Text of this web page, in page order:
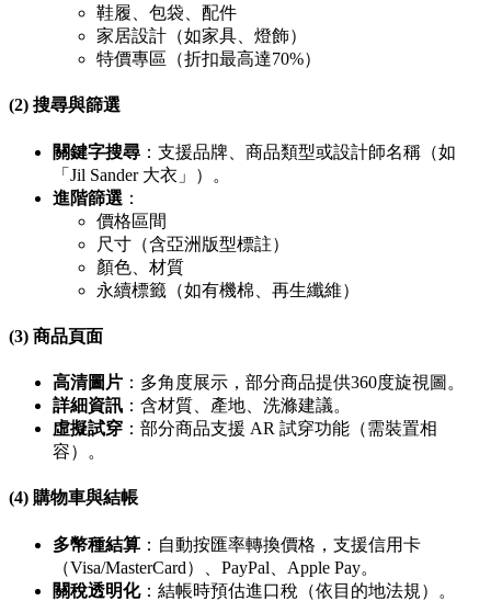
鞋履、包袋、配件
家居設計（如家具、燈飾）
特價專區（折扣最高達70%）
(2) 搜尋與篩選
關鍵字搜尋 ：支援品牌、商品類型或設計師名稱（如
「Jil Sander 大衣」）。
進階篩選 ：
價格區間
尺寸（含亞洲版型標註）
顏色、材質
永續標籤（如有機棉、再生纖維）
(3) 商品頁面
高清圖片 ：多角度展示，部分商品提供360度旋視圖。
詳細資訊 ：含材質、產地、洗滌建議。
虛擬試穿 ：部分商品支援 AR 試穿功能（需裝置相
容）。
(4) 購物車與結帳
多幣種結算 ：自動按匯率轉換價格，支援信用卡
（Visa/MasterCard）、PayPal、Apple Pay。
關稅透明化：結帳時預估進口稅（依目的地法規）。